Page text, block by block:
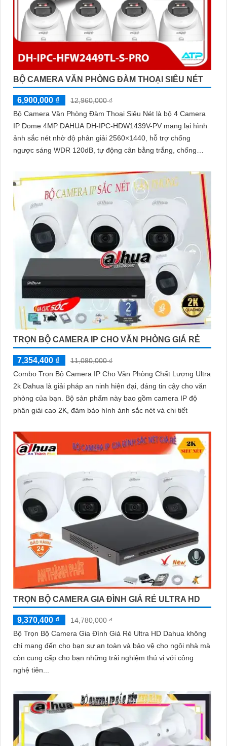
BỘ CAMERA VĂN PHÒNG ĐÀM THOẠI SIÊU NÉT
6,900,000 ₫
12,960,000 ₫
Bộ Camera Văn Phòng Đàm Thoại Siêu Nét là bộ 4 Camera
IP Dome 4MP DAHUA DH-IPC-HDW1439V-PV mang lại hình
ảnh sắc nét nhờ độ phân giải 2560×1440, hỗ trợ chống
ngược sáng WDR 120dB, tự động cân bằng trắng, chống
sáng kép LED ánh sáng ấm và hồng ngoại 30m, cùng tính
năng phát hiện con người, giúp giám sát hiệu quả ngày đêm
TRỌN BỘ CAMERA IP CHO VĂN PHÒNG GIÁ RẺ
7,354,400 ₫
11,080,000 ₫
Combo Trọn Bộ Camera IP Cho Văn Phòng Chất Lượng Ultra
2k Dahua là giải pháp an ninh hiện đại, đáng tin cậy cho văn
phòng của bạn. Bộ sản phẩm này bao gồm camera IP độ
phân giải cao 2K, đảm bảo hình ảnh sắc nét và chi tiết
TRỌN BỘ CAMERA GIA ĐÌNH GIÁ RẺ ULTRA HD
9,370,400 ₫
14,780,000 ₫
Bộ Trọn Bộ Camera Gia Đình Giá Rẻ Ultra HD Dahua không
chỉ mang đến cho bạn sự an toàn và bảo vệ cho ngôi nhà mà
còn cung cấp cho bạn những trải nghiệm thú vị với công
nghệ tiên...